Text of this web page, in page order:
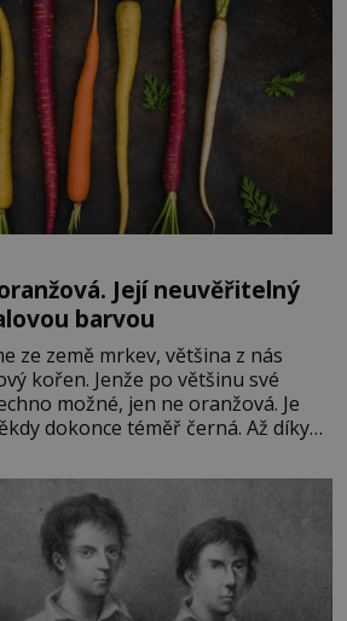
Její neuvěřitelný
barvou
ze země mrkev, většina z nás
kořen. Jenže po většinu své
možné, jen ne oranžová. Je
dokonce téměř černá. Až díky
ani nedokážeme představit.